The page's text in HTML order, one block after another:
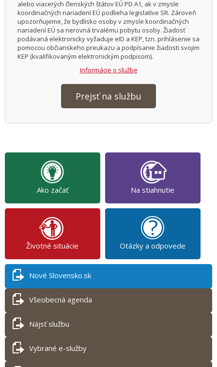
alebo viacerých členských štátov EÚ PD A1, ak v zmysle
koordinačných nariadení EÚ podlieha legislatíve SR. Zároveň
upozorňujeme, že bydlisko osoby v zmysle koordinačných
nariadení EÚ sa nerovná trvalému pobytu osoby. Žiadosť
podávaná elektronicky vyžaduje eID a KEP, tzn. prihlásenie sa
pomocou občianskeho preukazu a podpísanie žiadosti svojim
KEP (kvalifikovaným elektronickým podpisom).
Informácie o službe
Prejsť na službu
Ako začať Na stiahnutie
Životné situácie Otázky a odpovede
Nové Slovensko.sk
Všeobecná agenda
Nájsť službu
Vybrané e-služby